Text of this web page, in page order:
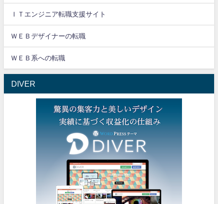
ＩＴエンジニア転職支援サイト
ＷＥＢデザイナーの転職
ＷＥＢ系への転職
DIVER